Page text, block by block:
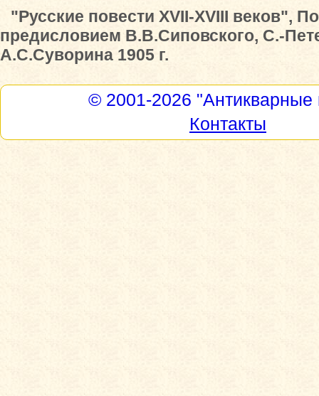
"Русские повести XVII-XVIII веков",
предисловием В.В.Сиповского, С.-
А.С.Суворина 1905 г.
© 2001-2026 "Антикварные
Контакты